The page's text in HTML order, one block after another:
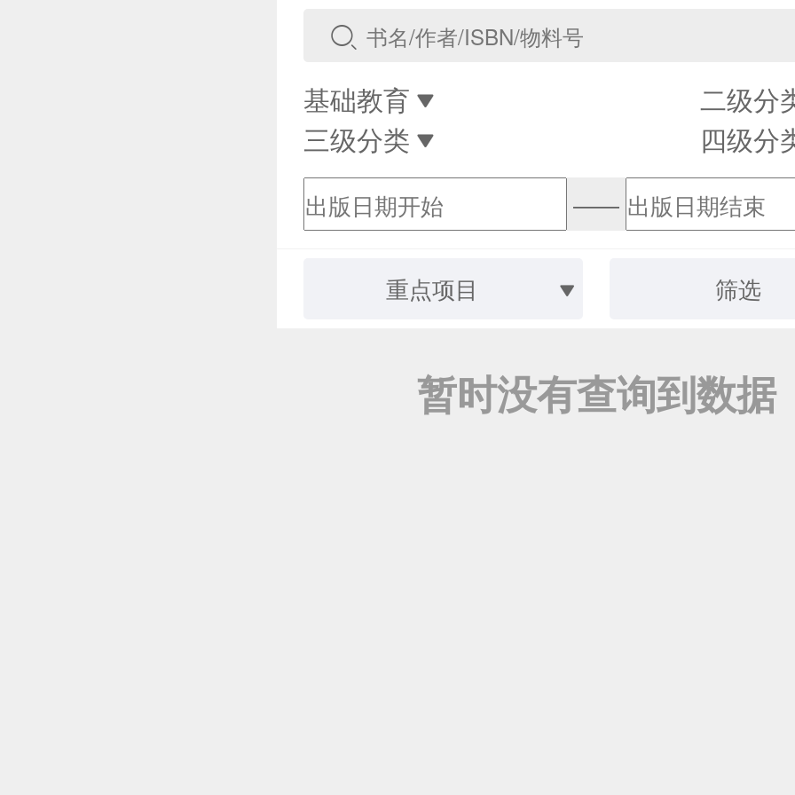
基础教育
二级分
三级分类
四级分
——
重点项目 筛选
暂时没有查询到数据